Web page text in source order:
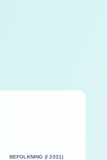
BEFOLKNING (I 2021)